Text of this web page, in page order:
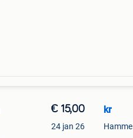
€ 15,00
24 jan 26
kr
Hamme